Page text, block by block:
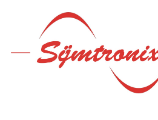
Hoofdmenu